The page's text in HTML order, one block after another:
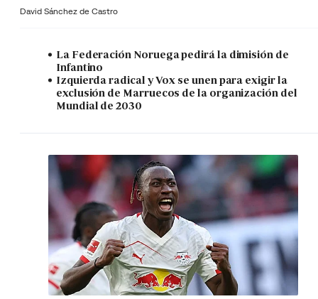
David Sánchez de Castro
La Federación Noruega pedirá la dimisión de
Infantino
Izquierda radical y Vox se unen para exigir la
exclusión de Marruecos de la organización del
Mundial de 2030